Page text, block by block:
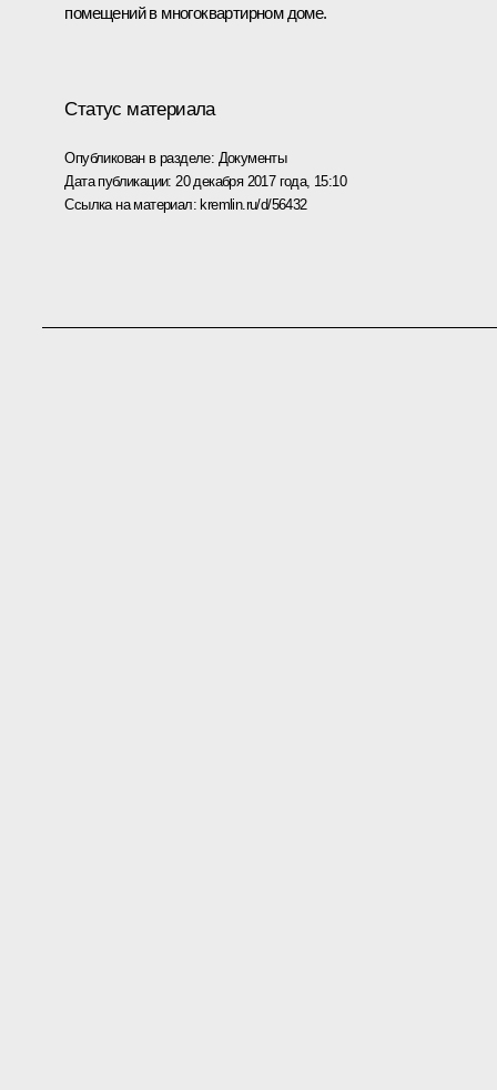
помещений в многоквартирном доме.
Статус материала
Опубликован в разделе: Документы
Дата публикации: 20 декабря 2017 года, 15:10
Ссылка на материал: kremlin.ru/d/56432